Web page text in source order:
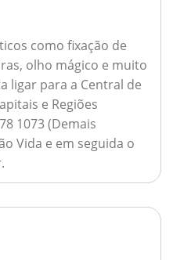
como fixação de
olho mágico e muito
ligar para a Central de
e Regiões
1073 (Demais
Vida e em seguida o